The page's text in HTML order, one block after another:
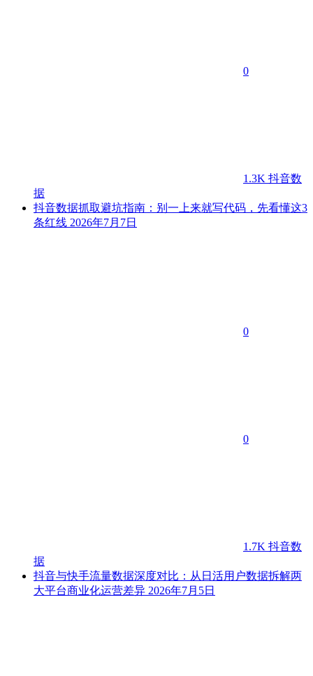
0
1.3K 抖音数
据
抖音数据抓取避坑指南：别一上来就写代码，先看懂这3
条红线 2026年7月7日
0
0
1.7K 抖音数
据
抖音与快手流量数据深度对比：从日活用户数据拆解两
大平台商业化运营差异 2026年7月5日